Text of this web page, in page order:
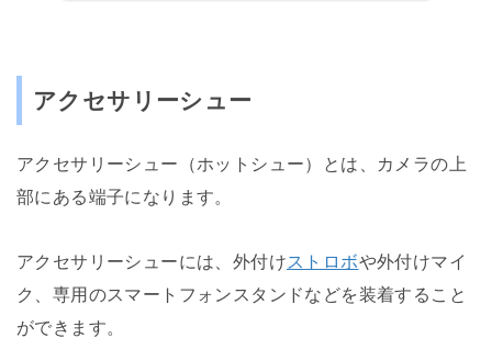
アクセサリーシュー
アクセサリーシュー（ホットシュー）とは、カメラの上
部にある端子になります。
アクセサリーシューには、外付けストロボや外付けマイ
ク、専用のスマートフォンスタンドなどを装着すること
ができます。